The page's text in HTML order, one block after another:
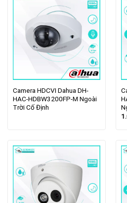
Camera HDCVI Dahua DH-
HAC-HDBW3200FP-M Ngoài
Trời Cố Định